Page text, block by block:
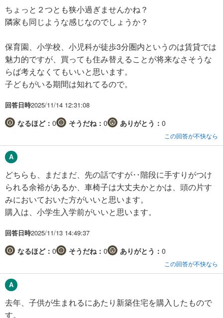
ちょっと２つとも狭小過ぎませんかね？
隣家も同じような感じなのでしょうか？
保育園、小学校、小児科が徒歩3分圏内というのは賃貸では
魅力的ですが、買っても住み替えることが将来なさそうな
らば考えなくてもいいと思います。
子どもがいる期間は知れてるので。
回答日時2025/11/14 12:31:08
なるほど： 0 そうだね： 0 ありがとう： 0
この回答が不快なら
どちらも、まだまだ、先の話ですが‥階段に手すりがつけ
られる余裕があるか、車椅子は大丈夫かとかは、頭の片す
みにおいておいた方がいいと思います。
購入は、小学生入学前がいいと思います。
回答日時2025/11/13 14:49:37
なるほど： 0 そうだね： 0 ありがとう： 0
この回答が不快なら
去年、子供が生まれるにあたり新築住宅を購入したもので
す。